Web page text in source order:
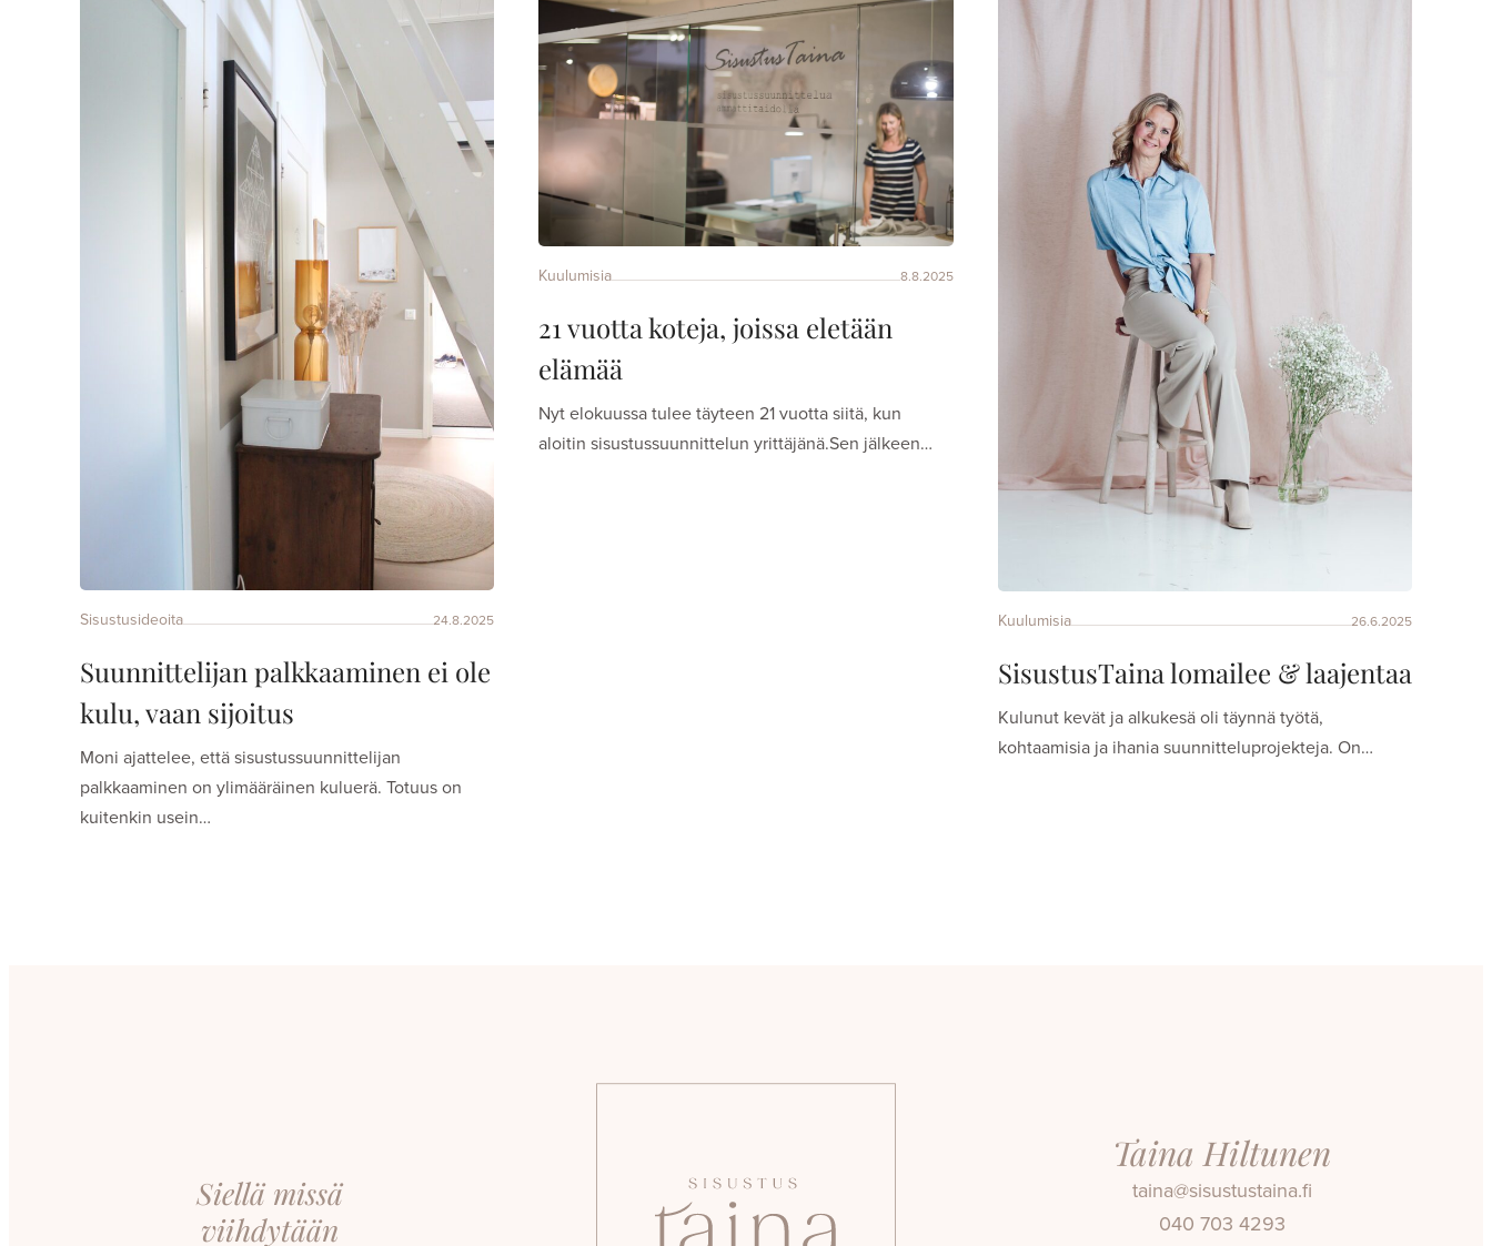
Sisustusideoita 24.8.2025
Suunnittelijan palkkaaminen ei ole
kulu, vaan sijoitus
Moni ajattelee, että sisustussuunnittelijan
palkkaaminen on ylimääräinen kuluerä. Totuus on
kuitenkin usein…
Kuulumisia 8.8.2025
21 vuotta koteja, joissa eletään
elämää
Nyt elokuussa tulee täyteen 21 vuotta siitä, kun
aloitin sisustussuunnittelun yrittäjänä.Sen jälkeen…
Kuulumisia 26.6.2025
SisustusTaina lomailee & laajentaa
Kulunut kevät ja alkukesä oli täynnä työtä,
kohtaamisia ja ihania suunnitteluprojekteja. On…
Siellä missä
viihdytään
Taina Hiltunen
taina@sisustustaina.fi
040 703 4293